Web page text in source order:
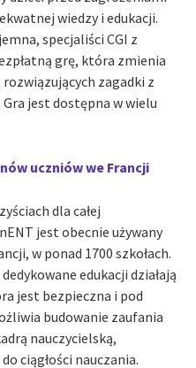
wiedzy i edukacji.
specjaliści CGI z
grę, która zmienia
zagadki z
jest dostępna w wielu
uczniów we Francji
dla całej
jest obecnie używany
w ponad 1700 szkołach.
edukacji działają
jest bezpieczna i pod
budowanie zaufania
nauczycielską,
ciągłości nauczania.